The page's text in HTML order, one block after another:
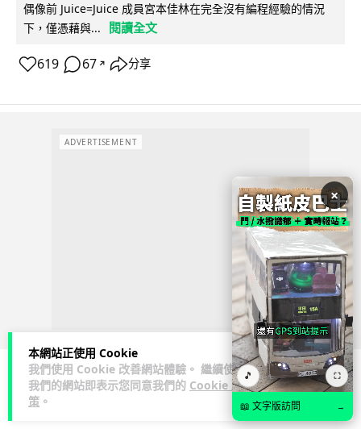
本網站正使用 Cookie
我們使用 Cookie 改善網站體驗。 繼續使用
我們的網站即表示您同意我們的 Cookie 政
策 。
偶像前 Juice=Juice 成員宮本佳林在完全沒有編程經驗的情況
下，僅憑藉與...
閱讀全文
619 67 ↗ 分享
ADVERTISEMENT
商業科技
×
🎵 ⛶
📖 文字版訪問 →